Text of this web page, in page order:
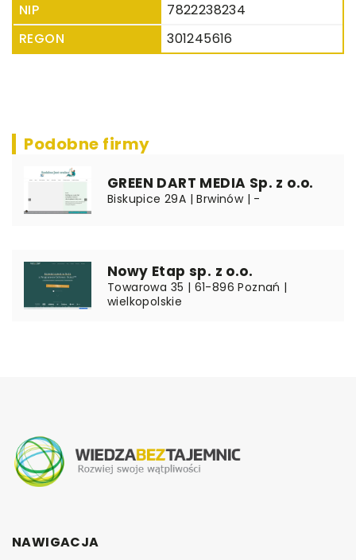
NIP
7822238234
REGON
301245616
Podobne firmy
GREEN DART MEDIA Sp. z o.o.
Biskupice 29A | Brwinów | -
Nowy Etap sp. z o.o.
Towarowa 35 | 61-896 Poznań |
wielkopolskie
NAWIGACJA